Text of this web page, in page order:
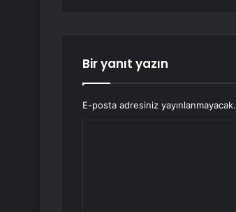
Bir yanıt yazın
E-posta adresiniz yayınlanmayacak.